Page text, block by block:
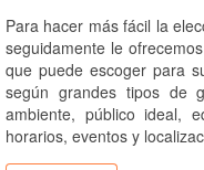
Para hacer más fácil la
seguidamente le
que puede escoger para
según grandes tipos de
ambiente, público ideal,
horarios, eventos y